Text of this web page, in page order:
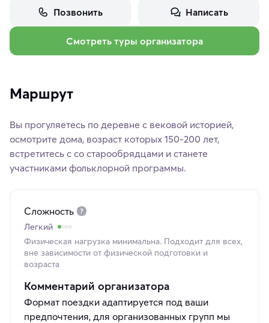
Позвонить Написать
Смотреть туры организатора
Маршрут
Вы прогуляетесь по деревне с вековой историей,
осмотрите дома, возраст которых 150-200 лет,
встретитесь с со старообрядцами и станете
участниками фольклорной программы.
Сложность
Легкий
Физическая нагрузка минимальна. Подходит для всех,
вне зависимости от физической подготовки и
возраста
Комментарий организатора
Формат поездки адаптируется под ваши
предпочтения, для организованных групп мы